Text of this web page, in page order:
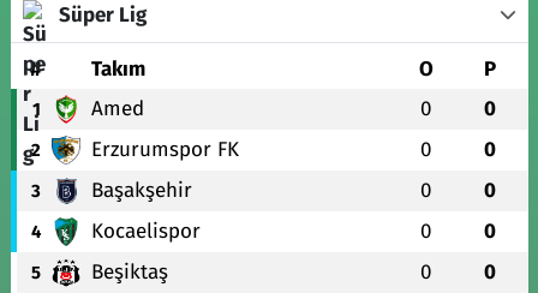
Süper Lig
# Takım O P
1 Amed 0 0
2 Erzurumspor FK 0 0
3 Başakşehir 0 0
4 Kocaelispor 0 0
5 Beşiktaş 0 0